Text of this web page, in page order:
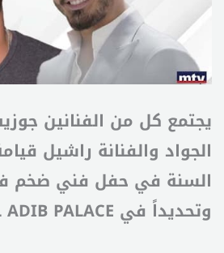
يجتمع كل من الفنانين
الجواد والفنانة راشيل
السنة في حفل فني ضخم
وتحديداً في SKY HALL ADIB PALACE.